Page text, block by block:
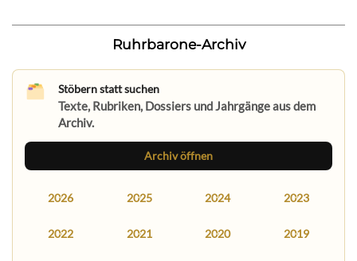
Ruhrbarone-Archiv
Stöbern statt suchen
Texte, Rubriken, Dossiers und Jahrgänge aus dem
Archiv.
Archiv öffnen
2026 2025 2024 2023
2022 2021 2020 2019